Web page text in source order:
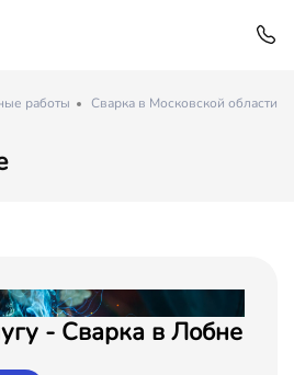
работы
Сварка в Московской области
- Сварка в Лобне